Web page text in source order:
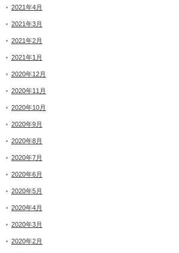
2021年4月
2021年3月
2021年2月
2021年1月
2020年12月
2020年11月
2020年10月
2020年9月
2020年8月
2020年7月
2020年6月
2020年5月
2020年4月
2020年3月
2020年2月